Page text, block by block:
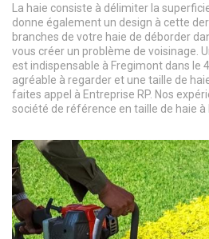
La haie consiste à délimiter la
donne également un design à cette
branches de votre haie de déborder
vous créer un problème de voisinage.
est indispensable à Fregimont dans le
agréable à regarder et une taille de
faites appel à Entreprise RP. Nos
société de référence en taille de haie à